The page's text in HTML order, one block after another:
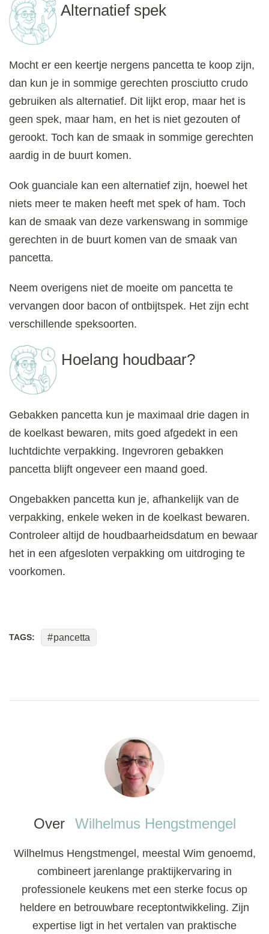
Alternatief spek
Mocht er een keertje nergens pancetta te koop zijn,
dan kun je in sommige gerechten prosciutto crudo
gebruiken als alternatief. Dit lijkt erop, maar het is
geen spek, maar ham, en het is niet gezouten of
gerookt. Toch kan de smaak in sommige gerechten
aardig in de buurt komen.
Ook guanciale kan een alternatief zijn, hoewel het
niets meer te maken heeft met spek of ham. Toch
kan de smaak van deze varkenswang in sommige
gerechten in de buurt komen van de smaak van
pancetta.
Neem overigens niet de moeite om pancetta te
vervangen door bacon of ontbijtspek. Het zijn echt
verschillende speksoorten.
Hoelang houdbaar?
Gebakken pancetta kun je maximaal drie dagen in
de koelkast bewaren, mits goed afgedekt in een
luchtdichte verpakking. Ingevroren gebakken
pancetta blijft ongeveer een maand goed.
Ongebakken pancetta kun je, afhankelijk van de
verpakking, enkele weken in de koelkast bewaren.
Controleer altijd de houdbaarheidsdatum en bewaar
het in een afgesloten verpakking om uitdroging te
voorkomen.
TAGS: pancetta
Over Wilhelmus Hengstmengel
Wilhelmus Hengstmengel, meestal Wim genoemd,
combineert jarenlange praktijkervaring in
professionele keukens met een sterke focus op
heldere en betrouwbare receptontwikkeling. Zijn
expertise ligt in het vertalen van praktische